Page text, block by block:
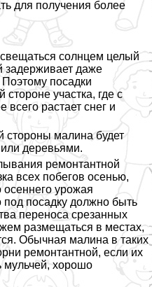
для получения более
солнцем целый
задерживает даже
посадки
участка, где с
растает снег и
стороны малина будет
деревьями.
ремонтантной
всех побегов осенью,
осеннего урожая
посадку должно быть
переноса срезанных
размещаться в местах,
Обычная малина в таких
ремонтантной, если их
мульчей, хорошо